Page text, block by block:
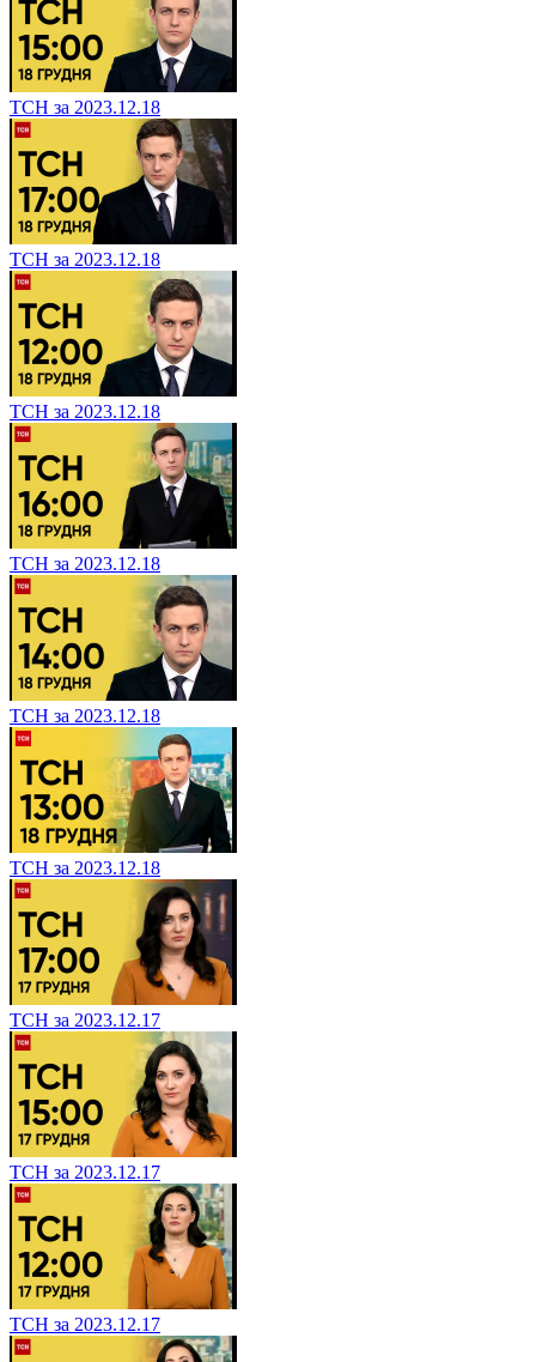
ТСН за 2023.12.18
ТСН за 2023.12.18
ТСН за 2023.12.18
ТСН за 2023.12.18
ТСН за 2023.12.18
ТСН за 2023.12.18
ТСН за 2023.12.17
ТСН за 2023.12.17
ТСН за 2023.12.17